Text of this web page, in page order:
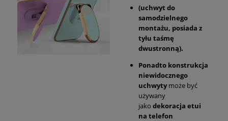
(uchwyt do
samodzielnego
montażu, posiada z
tyłu taśmę
dwustronną).
Ponadto konstrukcja
niewidocznego
uchwytymoże być
używany
jako dekoracja etui
na telefon